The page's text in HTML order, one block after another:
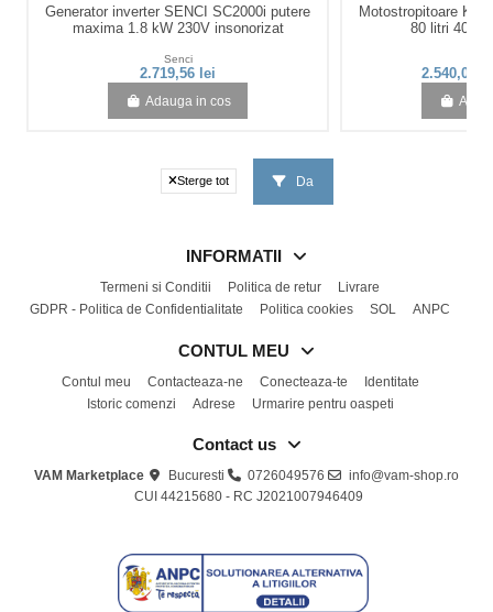
Generator inverter SENCI SC2000i putere
maxima 1.8 kW 230V insonorizat
Senci
2.719,56 lei
Adauga in cos
Motostropitoare
80 litri 40
2.540,00
Sterge tot Da
INFORMATII
Termeni si Conditii Politica de retur
Livrare
GDPR - Politica de Confidentialitate
Politica cookies SOL ANPC
CONTUL MEU
Contul meu Contacteaza-ne Conecteaza-te
Identitate
Istoric comenzi
Adrese Urmarire pentru oaspeti
Contact us
VAM Marketplace Bucuresti 0726049576
info@vam-shop.ro
CUI 44215680 - RC J2021007946409